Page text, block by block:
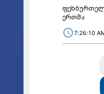
ერთმა
7:26:10